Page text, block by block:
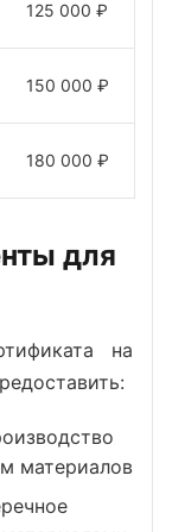
125 000 ₽
150 000 ₽
180 000 ₽
для
на
материалов